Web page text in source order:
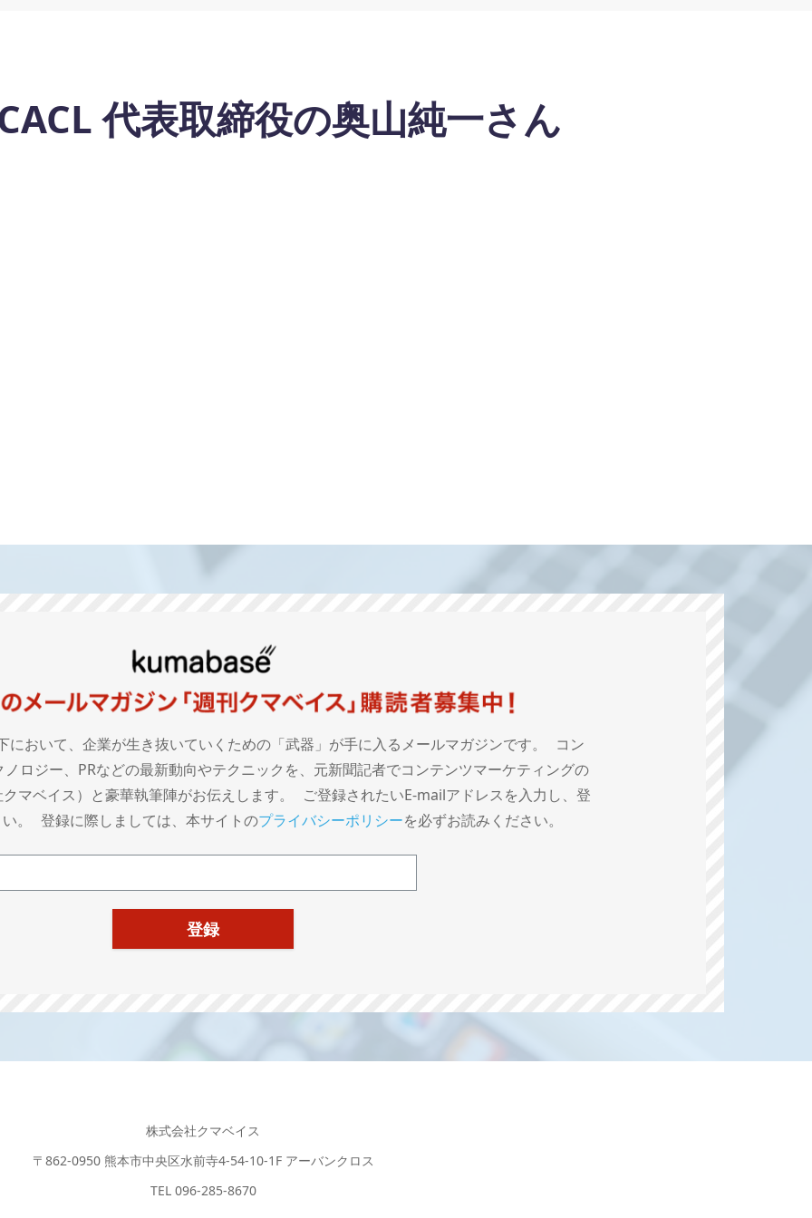
代表取締役の奥山純一さん
において、企業が生き抜いていくための「武器」が手に入るメールマガジンです。 コン
ロジー、PRなどの最新動向やテクニックを、元新聞記者でコンテンツマーケティングの
マベイス）と豪華執筆陣がお伝えします。 ご登録されたいE-mailアドレスを入力し、登
。 登録に際しましては、本サイトのプライバシーポリシーを必ずお読みください。
株式会社クマベイス
〒862-0950 熊本市中央区水前寺4-54-10-1F アーバンクロス
TEL 096-285-8670